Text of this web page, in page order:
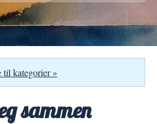
til kategorier »
sammen